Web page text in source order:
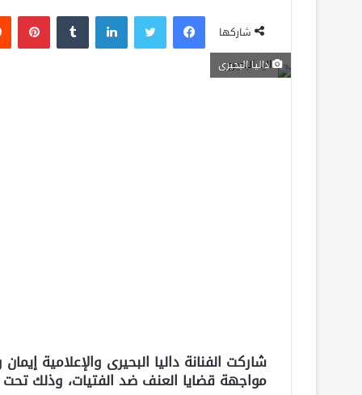
شاركها
فيسبوك لينكدإن بينتيريست
داليا البحيرى
شاركت الفنانة داليا البحيرى والإعلامية
مواجهة قضايا العنف ضد الفتيات، وذلك